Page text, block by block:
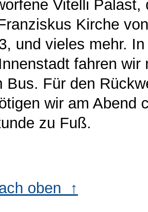
Vitelli Palast,
Kirche von
und vieles mehr. In
fahren wir
Bus. Für den
wir am Abend
zu Fuß.
oben ↑